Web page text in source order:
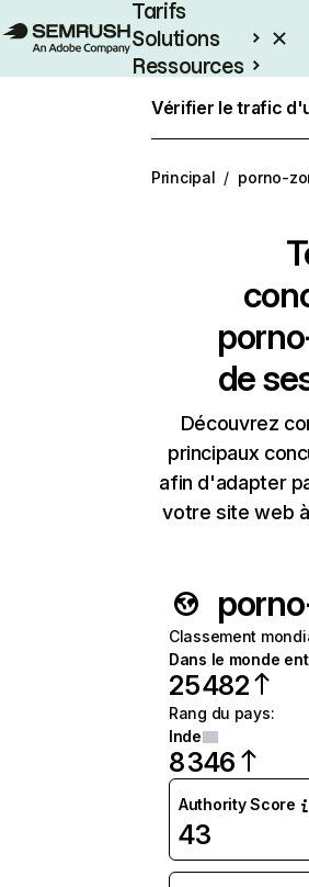
Tarifs
Solutions
Ressources
Vérifier le trafic
Principal / porno-
de
Découvrez
principaux
afin d'adapter
votre site web
Classement
Dans le monde
25 482
Rang du pays:
Inde
8 346
Authority Score
43